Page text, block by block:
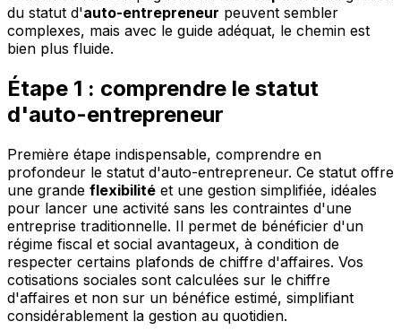
du statut d'auto-entrepreneur peuvent sembler
complexes, mais avec le guide adéquat, le chemin est
bien plus fluide.
Étape 1 : comprendre le statut
d'auto-entrepreneur
Première étape indispensable, comprendre en
profondeur le statut d'auto-entrepreneur. Ce statut offre
une grande flexibilité et une gestion simplifiée, idéales
pour lancer une activité sans les contraintes d'une
entreprise traditionnelle. Il permet de bénéficier d'un
régime fiscal et social avantageux, à condition de
respecter certains plafonds de chiffre d'affaires. Vos
cotisations sociales sont calculées sur le chiffre
d'affaires et non sur un bénéfice estimé, simplifiant
considérablement la gestion au quotidien.